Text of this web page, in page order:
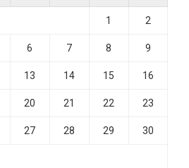
1 2
6 7 8 9
13 14 15 16
20 21 22 23
27 28 29 30